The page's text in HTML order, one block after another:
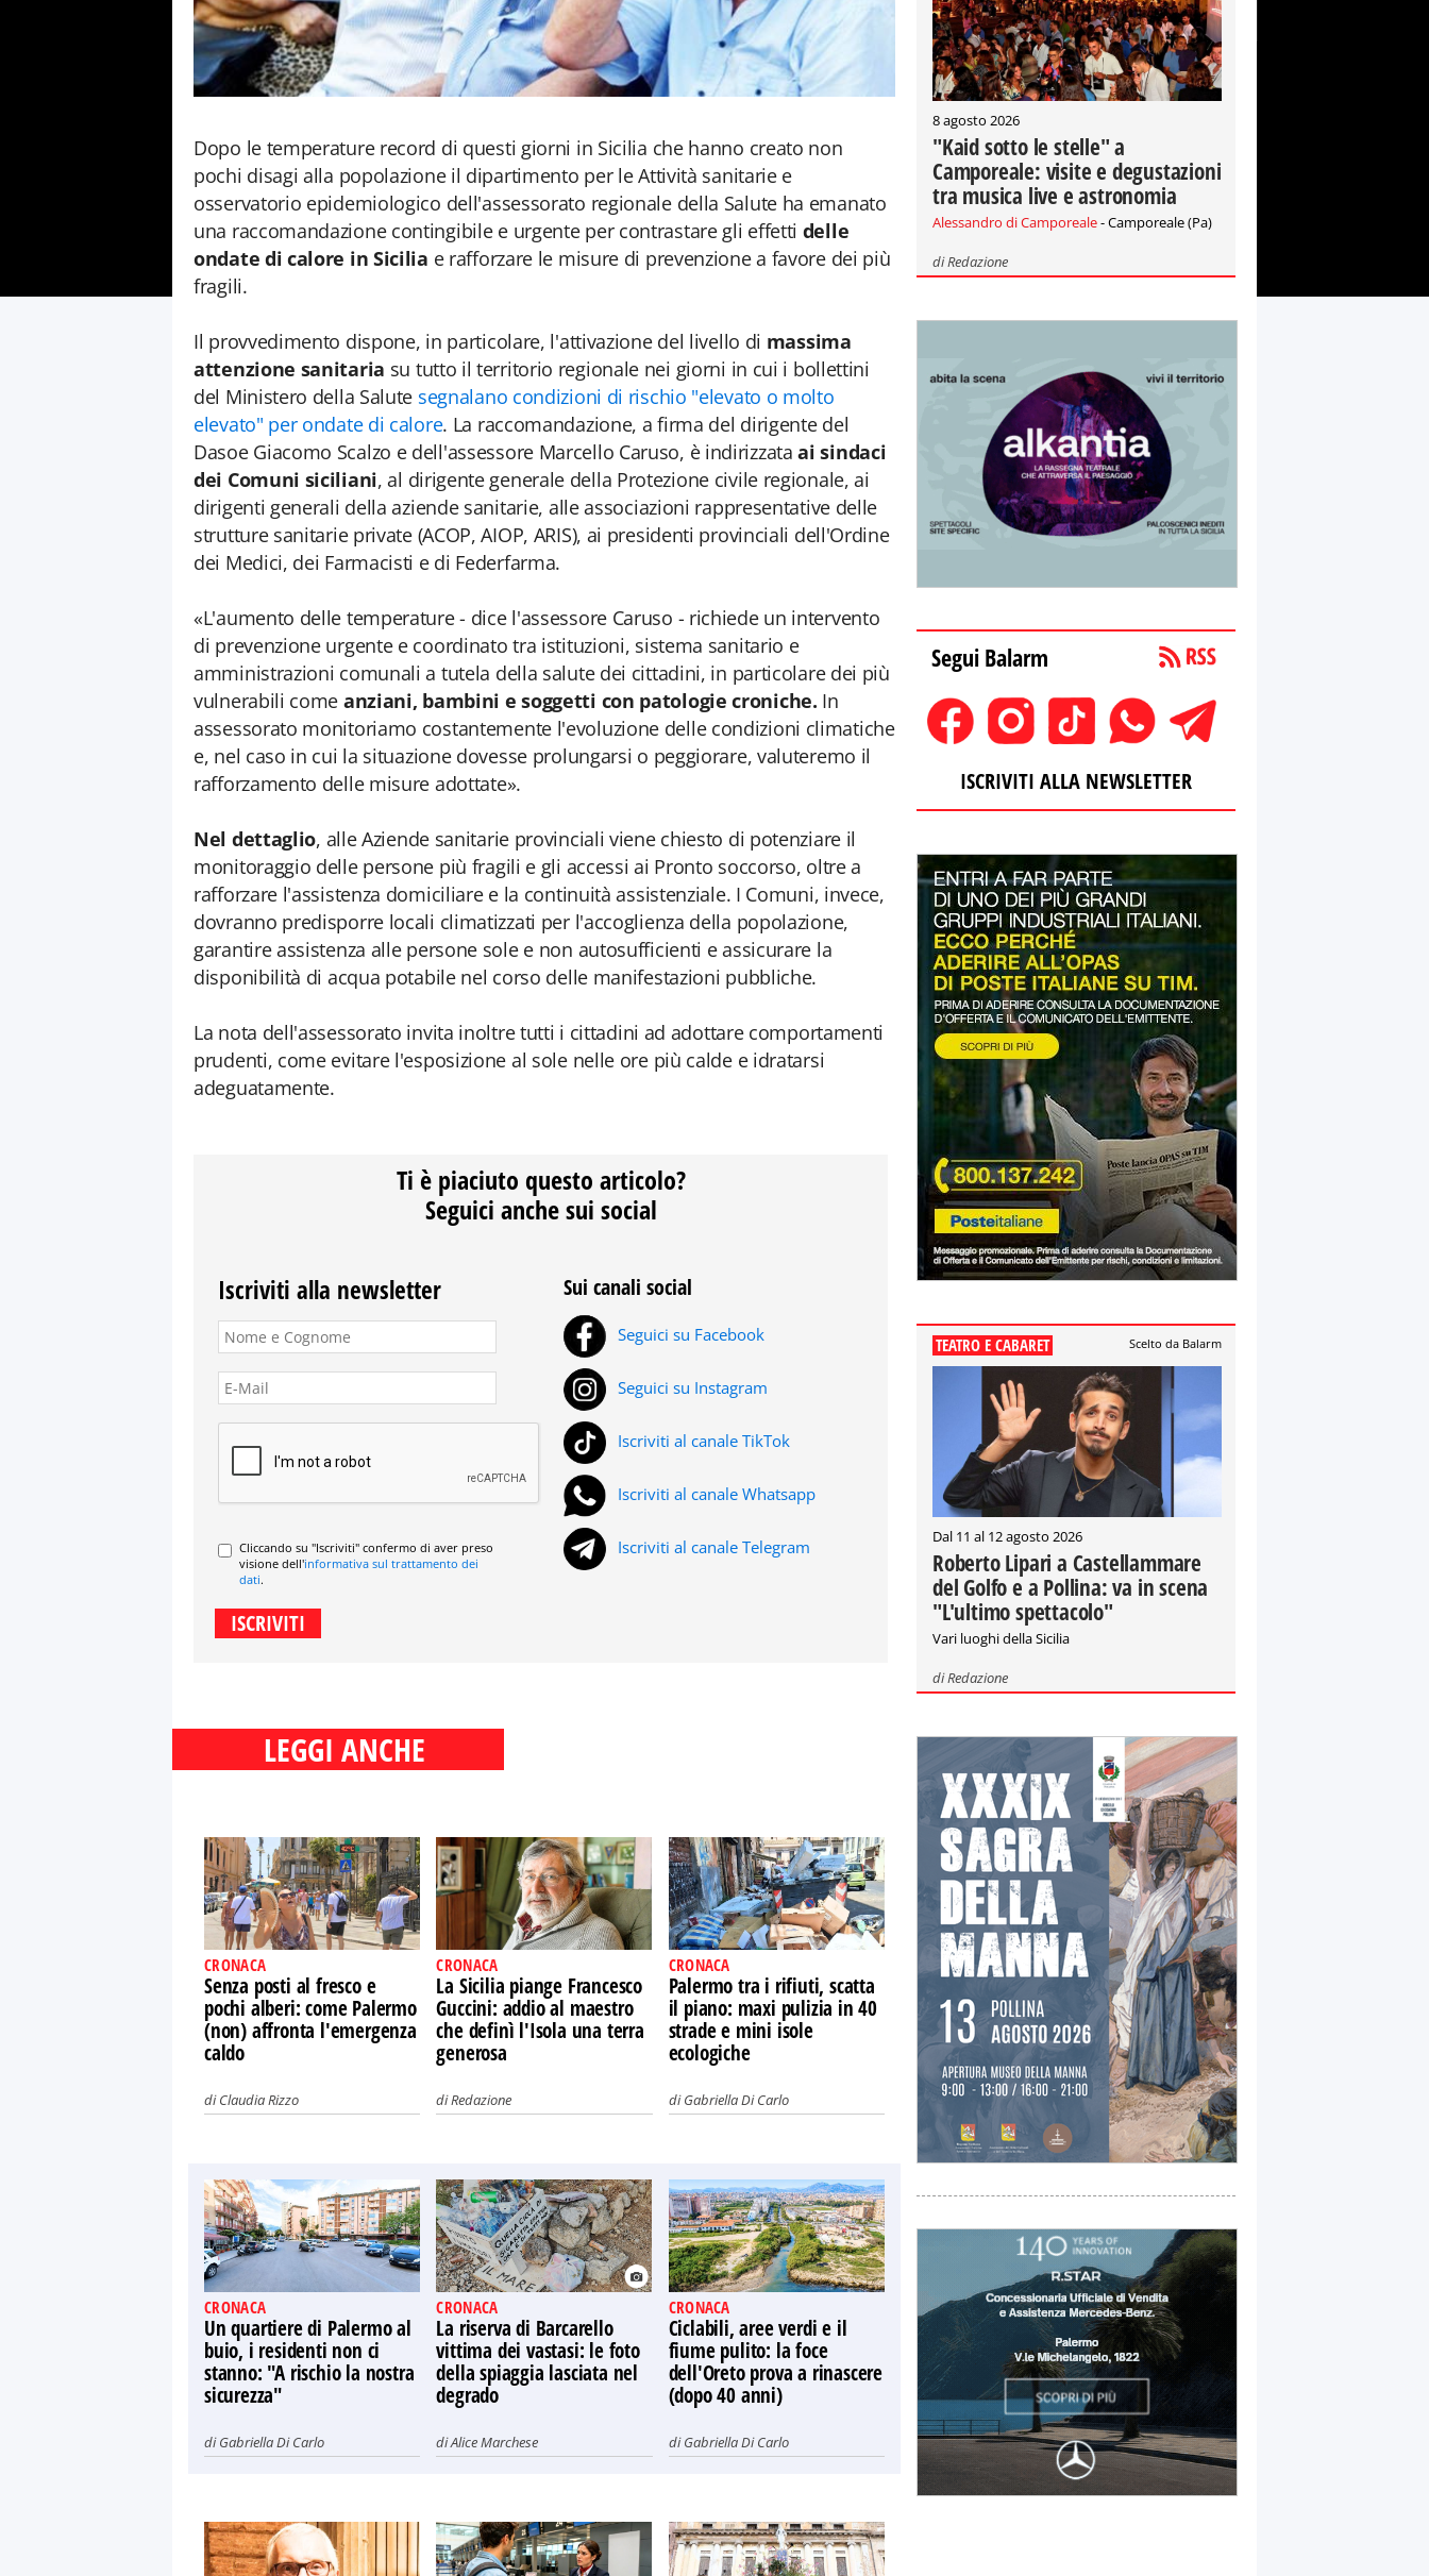
Dopo le temperature record di questi giorni in Sicilia che hanno creato non
pochi disagi alla popolazione il dipartimento per le Attività sanitarie e
osservatorio epidemiologico dell'assessorato regionale della Salute ha emanato
una raccomandazione contingibile e urgente per contrastare gli effetti delle
ondate di calore in Sicilia e rafforzare le misure di prevenzione a favore dei più
fragili.
Il provvedimento dispone, in particolare, l'attivazione del livello di massima
attenzione sanitaria su tutto il territorio regionale nei giorni in cui i bollettini
del Ministero della Salute segnalano condizioni di rischio "elevato o molto
elevato" per ondate di calore. La raccomandazione, a firma del dirigente del
Dasoe Giacomo Scalzo e dell'assessore Marcello Caruso, è indirizzataai sindaci
dei Comuni siciliani, al dirigente generale della Protezione civile regionale, ai
dirigenti generali della aziende sanitarie, alle associazioni rappresentative delle
strutture sanitarie private (ACOP, AIOP, ARIS), ai presidenti provinciali dell'Ordine
dei Medici, dei Farmacisti e di Federfarma.
«L'aumento delle temperature - dice l'assessore Caruso - richiede un intervento
di prevenzione urgente e coordinato tra istituzioni, sistema sanitario e
amministrazioni comunali a tutela della salute dei cittadini, in particolare dei più
vulnerabili come anziani, bambini e soggetti con patologie croniche. In
assessorato monitoriamo costantemente l'evoluzione delle condizioni climatiche
e, nel caso in cui la situazione dovesse prolungarsi o peggiorare, valuteremo il
rafforzamento delle misure adottate».
Nel dettaglio, alle Aziende sanitarie provinciali viene chiesto di potenziare il
monitoraggio delle persone più fragili e gli accessi ai Pronto soccorso, oltre a
rafforzare l'assistenza domiciliare e la continuità assistenziale. I Comuni, invece,
dovranno predisporre locali climatizzati per l'accoglienza della popolazione,
garantire assistenza alle persone sole e non autosufficienti e assicurare la
disponibilità di acqua potabile nel corso delle manifestazioni pubbliche.
La nota dell'assessorato invita inoltre tutti i cittadini ad adottare comportamenti
prudenti, come evitare l'esposizione al sole nelle ore più calde e idratarsi
adeguatamente.
Ti è piaciuto questo articolo?
Seguici anche sui social
Iscriviti alla newsletter
Cliccando su "Iscriviti" confermo di aver preso
visione dell'informativa sul trattamento dei
dati.
Sui canali social
Seguici su Facebook
Seguici su Instagram
Iscriviti al canale TikTok
Iscriviti al canale Whatsapp
Iscriviti al canale Telegram
LEGGI ANCHE
CRONACA
Senza posti al fresco e
pochi alberi: come Palermo
(non) affronta l'emergenza
caldo
diClaudia Rizzo
CRONACA
La Sicilia piange Francesco
Guccini: addio al maestro
che definì l'Isola una terra
generosa
diRedazione
CRONACA
Palermo tra i rifiuti, scatta
il piano: maxi pulizia in 40
strade e mini isole
ecologiche
diGabriella Di Carlo
CRONACA
Un quartiere di Palermo al
buio, i residenti non ci
stanno: "A rischio la nostra
sicurezza"
diGabriella Di Carlo
CRONACA
La riserva di Barcarello
vittima dei vastasi: le foto
della spiaggia lasciata nel
degrado
diAlice Marchese
CRONACA
Ciclabili, aree verdi e il
fiume pulito: la foce
dell'Oreto prova a rinascere
(dopo 40 anni)
diGabriella Di Carlo
8 agosto 2026
"Kaid sotto le stelle" a
Camporeale: visite e degustazioni
tra musica live e astronomia
Alessandro di Camporeale- Camporeale (Pa)
diRedazione
Segui Balarm
ISCRIVITI ALLA NEWSLETTER
TEATRO E CABARET Scelto da Balarm
Dal 11 al 12 agosto 2026
Roberto Lipari a Castellammare
del Golfo e a Pollina: va in scena
"L'ultimo spettacolo"
Vari luoghi della Sicilia
diRedazione